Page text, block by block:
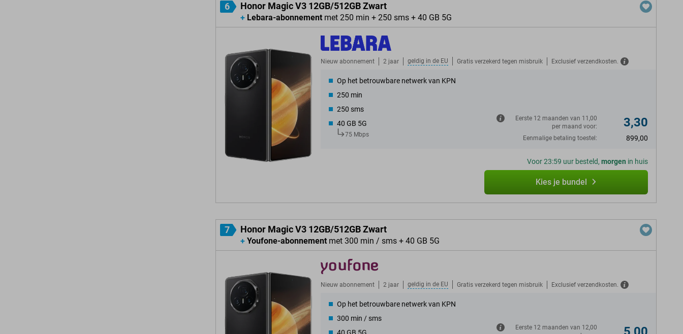
6 Honor Magic V3 12GB/512GB Zwart
+ Lebara-abonnement met 250 min + 250 sms + 40 GB 5G
Nieuw abonnement 2 jaar geldig in de EU Gratis verzekerd tegen misbruik Exclusief verzendkosten.
Op het betrouwbare netwerk van KPN
250 min
250 sms
40 GB 5G
75 Mbps
Eerste 12 maanden van 11,00
per maand voor:
3,30
Eenmalige betaling toestel: 899,00
Voor 23:59 uur besteld, morgen in huis
Kies je bundel
7 Honor Magic V3 12GB/512GB Zwart
+ Youfone-abonnement met 300 min / sms + 40 GB 5G
Nieuw abonnement 2 jaar geldig in de EU Gratis verzekerd tegen misbruik Exclusief verzendkosten.
Op het betrouwbare netwerk van KPN
300 min / sms
Eerste 12 maanden van 12,00